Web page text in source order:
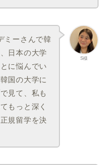
S様
ミーさんで韓
日本の大学
に悩んでい
国の大学に
見て、私も
もっと深く
規留学を決